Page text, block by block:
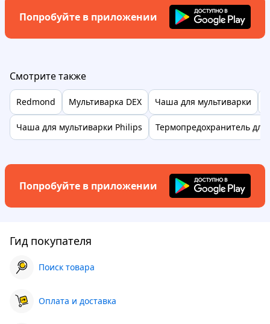
Попробуйте в приложении
Смотрите также
Redmond Мультиварка DEX Чаша для мультиварки
Чаша для мультиварки Philips Термопредохранитель для
Попробуйте в приложении
Гид покупателя
Поиск товара
Оплата и доставка